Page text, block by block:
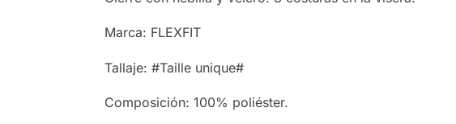
Marca: FLEXFIT
Tallaje: #Taille unique#
Composición: 100% poliéster.